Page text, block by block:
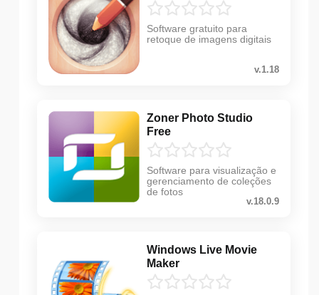
Software gratuito para
retoque de imagens digitais
v.1.18
Zoner Photo Studio
Free
Software para visualização e
gerenciamento de coleções
de fotos
v.18.0.9
Windows Live Movie
Maker